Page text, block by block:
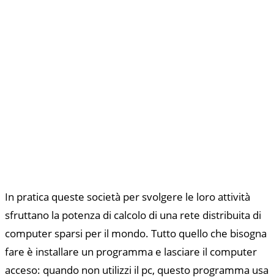
In pratica queste società per svolgere le loro attività
sfruttano la potenza di calcolo di una rete distribuita di
computer sparsi per il mondo. Tutto quello che bisogna
fare è installare un programma e lasciare il computer
acceso: quando non utilizzi il pc, questo programma usa